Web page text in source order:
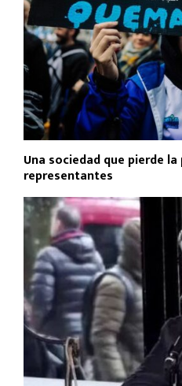
Una sociedad que pierde
representantes